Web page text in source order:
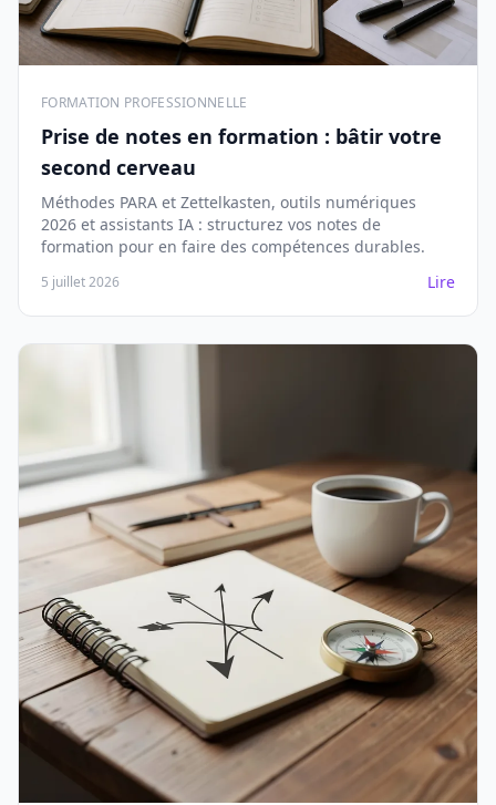
FORMATION PROFESSIONNELLE
Prise de notes en formation : bâtir votre
second cerveau
Méthodes PARA et Zettelkasten, outils numériques
2026 et assistants IA : structurez vos notes de
formation pour en faire des compétences durables.
5 juillet 2026 Lire